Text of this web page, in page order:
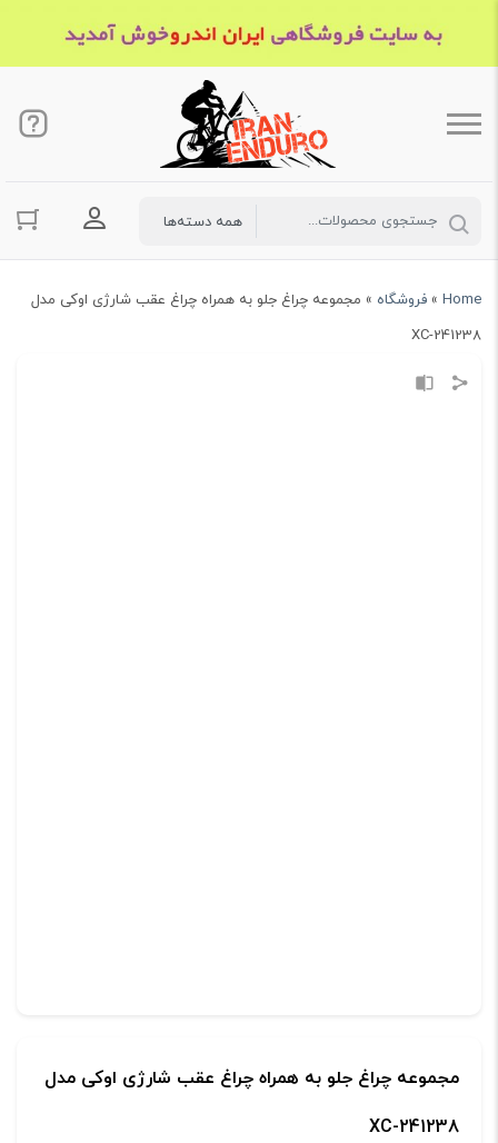
ورود به
Home
» فروشگاه » مجموعه چراغ جلو به همراه چراغ عقب شارژی اوکی مدل
XC-241238
مجموعه چراغ جلو به همراه چراغ عقب شارژی اوکی مدل
XC-241238